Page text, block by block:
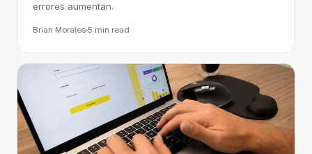
errores aumentan.
Brian Morales 5 min read